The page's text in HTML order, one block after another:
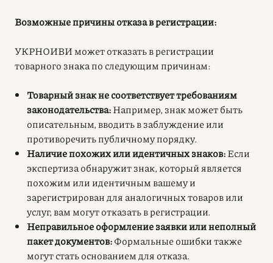
Возможные причины отказа в регистрации:
УКРНОИВИ может отказать в регистрации
товарного знака по следующим причинам:
Товарный знак не соответствует требованиям
законодательства:Например, знак может быть
описательным, вводить в заблуждение или
противоречить публичному порядку.
Наличие похожих или идентичных знаков:Если
экспертиза обнаружит знак, который является
похожим или идентичным вашему и
зарегистрирован для аналогичных товаров или
услуг, вам могут отказать в регистрации.
Неправильное оформление заявки или неполный
пакет документов:Формальные ошибки также
могут стать основанием для отказа.